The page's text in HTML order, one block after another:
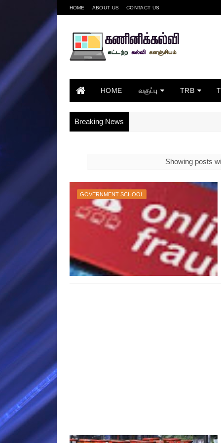
HOME ABOUT US CONTACT US
HOME வகுப்பு TRB
Breaking News
Showing posts
GOVERNMENT SCHOOL